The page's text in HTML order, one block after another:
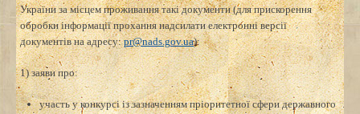
України за місцем проживання такі документи (для прискорення
обробки інформації прохання надсилати електронні версії
документів на адресу:pr@nads.gov.ua):
1) заяви про:
участь у конкурсі із зазначенням пріоритетної сфери державного